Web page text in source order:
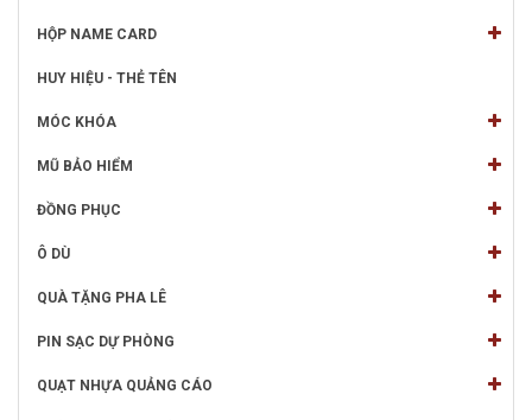
HỘP NAME CARD
HUY HIỆU - THẺ TÊN
MÓC KHÓA
MŨ BẢO HIỂM
ĐỒNG PHỤC
Ô DÙ
QUÀ TẶNG PHA LÊ
PIN SẠC DỰ PHÒNG
QUẠT NHỰA QUẢNG CÁO